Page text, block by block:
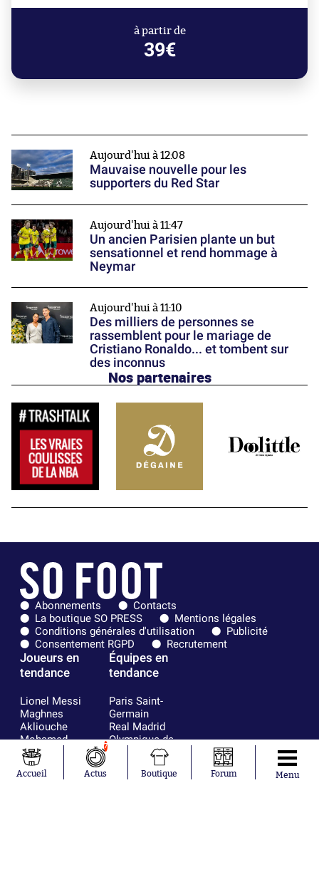
à partir de
39€
Aujourd'hui à 12:08
Mauvaise nouvelle pour les
supporters du Red Star
Aujourd'hui à 11:47
Un ancien Parisien plante un but
sensationnel et rend hommage à
Neymar
Aujourd'hui à 11:10
Des milliers de personnes se
rassemblent pour le mariage de
Cristiano Ronaldo... et tombent sur
des inconnus
Nos partenaires
Abonnements
Contacts
La boutique SO PRESS
Mentions légales
Conditions générales d'utilisation
Publicité
Consentement RGPD
Recrutement
Joueurs en
tendance
Lionel Messi
Maghnes
Akliouche
Mohamed
Salah
Neymar
Julián Álvarez
Équipes en
tendance
Paris Saint-
Germain
Real Madrid
Olympique de
Marseille
FC Barcelone
Accueil
7
Actus Boutique Forum Menu